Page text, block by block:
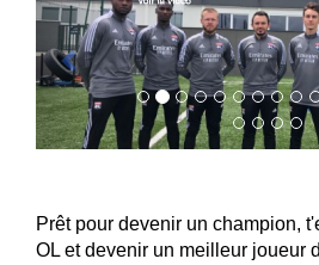
Prêt pour devenir un champion,
OL et devenir un meilleur joueur